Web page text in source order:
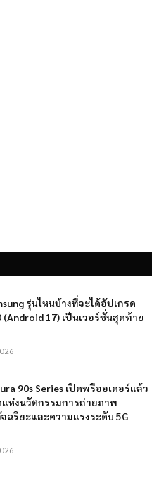
รุ่นไหนบ้างที่จะได้อัปเกรด
(Android 17) เป็นเวอร์ชั่นสุดท้าย
90s Series เปิดพรีออเดอร์แล้ว
ห่งนวัตกรรมการถ่ายภาพ
ฉริยะและความแรงระดับ 5G